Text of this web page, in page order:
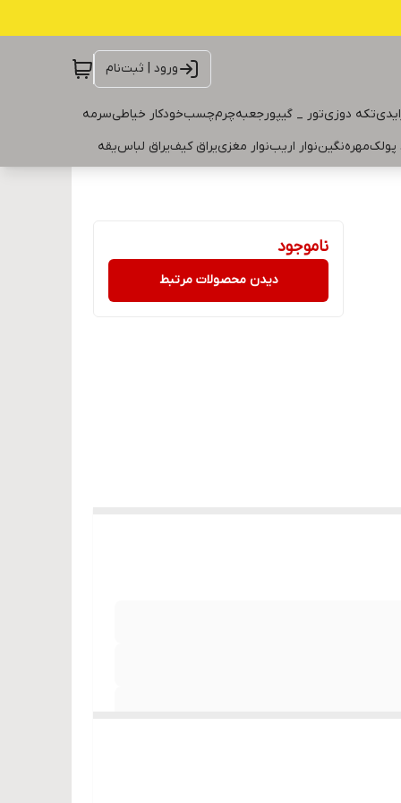
ورود | ثبت‌نام
تکه دوزیتور _ گیپورجعبهچرمچسبخودکار خیاطیسرمه
پولکمهرهنگیننوار اریبنوار مغزییراق کیفیراق لباسیقه
ناموجود
دیدن محصولات مرتبط